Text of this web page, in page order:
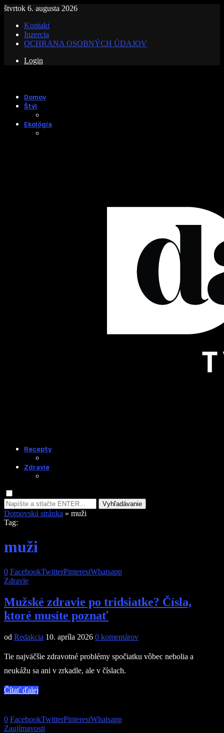
štvrtok 6. augusta 2026
Kontakt
Inzercia
OCHRANA OSOBNÝCH ÚDAJOV
Login
Domov
Štýl
Ekológia
Recepty
Zdravie
Vyhľadávanie
Domovská stránka » muži
Tag:
muži
0 FacebookTwitterPinterestWhatsapp
Zdravie
Mužské zdravie po tridsiatke? Čísla,
ktoré musíte poznať
od Redakcia 10. apríla 2026 0 komentárov
Tie najväčšie zdravotné problémy spočiatku vôbec nebolia a
neukážu sa ani v zrkadle, ale v číslach.
Čítať ďalej
0 FacebookTwitterPinterestWhatsapp
Zaujímavosti